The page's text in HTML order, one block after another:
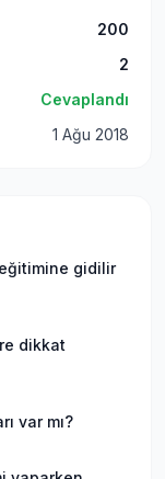
200
2
Cevaplandı
1 Ağu 2018
gidilir
dikkat
var mı?